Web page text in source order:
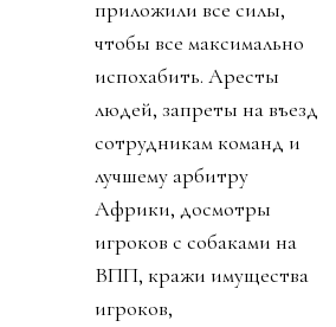
приложили все силы,
чтобы все максимально
испохабить. Аресты
людей, запреты на въезд
сотрудникам команд и
лучшему арбитру
Африки, досмотры
игроков с собаками на
ВПП, кражи имущества
игроков,